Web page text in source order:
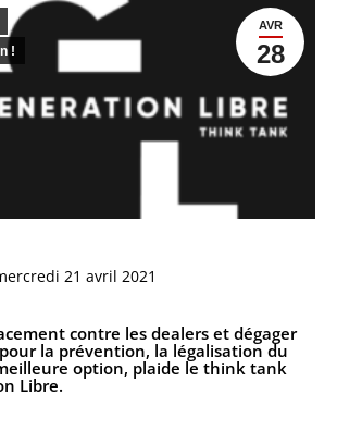
AVR
28
!
21 avril 2021
contre les dealers et dégager
la prévention, la légalisation du
option, plaide le think tank
Libre.